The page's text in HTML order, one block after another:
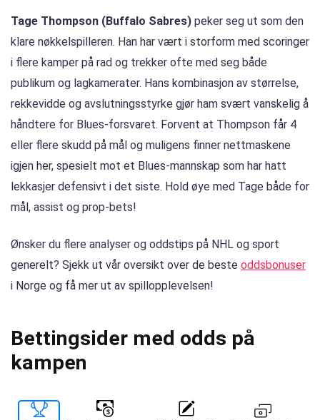
Tage Thompson (Buffalo Sabres) peker seg ut som den
klare nøkkelspilleren. Han har vært i storform med scoringer
i flere kamper på rad og trekker ofte med seg både
publikum og lagkamerater. Hans kombinasjon av størrelse,
rekkevidde og avslutningsstyrke gjør ham svært vanskelig å
håndtere for Blues-forsvaret. Forvent at Thompson får 4
eller flere skudd på mål og muligens finner nettmaskene
igjen her, spesielt mot et Blues-manns­kap som har hatt
lekkasjer defensivt i det siste. Hold øye med Tage både for
mål, assist og prop-bets!
Ønsker du flere analyser og oddstips på NHL og sport
generelt? Sjekk ut vår oversikt over de beste oddsbonuser
i Norge og få mer ut av spillopplevelsen!
Bettingsider med odds på
kampen